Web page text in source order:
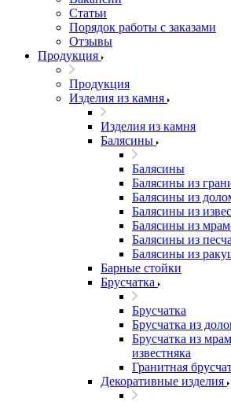
Статьи
Порядок работы с заказами
Отзывы
Продукция
Продукция
Изделия из камня
Изделия из камня
Балясины
Балясины
Балясины из
Балясины из
Балясины из
Балясины из
Балясины из
Балясины из
Барные стойки
Брусчатка
Брусчатка
Брусчатка из
Брусчатка из
известняка
Гранитная
Декоративные изделия